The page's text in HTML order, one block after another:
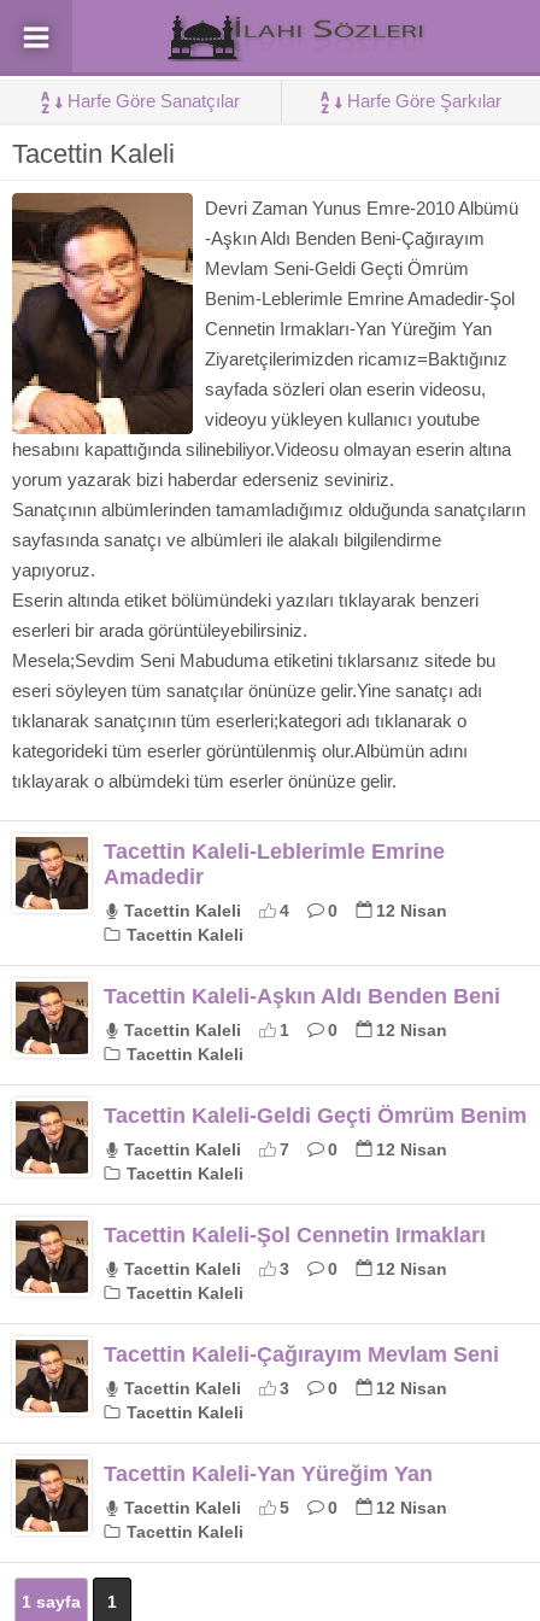
Harfe Göre Sanatçılar Harfe Göre Şarkılar
Tacettin Kaleli
Devri Zaman Yunus Emre-2010 Albümü
-Aşkın Aldı Benden Beni-Çağırayım
Mevlam Seni-Geldi Geçti Ömrüm
Benim-Leblerimle Emrine Amadedir-Şol
Cennetin Irmakları-Yan Yüreğim Yan
Ziyaretçilerimizden ricamız=Baktığınız
sayfada sözleri olan eserin videosu,
videoyu yükleyen kullanıcı youtube
hesabını kapattığında silinebiliyor.Videosu olmayan eserin altına
yorum yazarak bizi haberdar ederseniz seviniriz.
Sanatçının albümlerinden tamamladığımız olduğunda sanatçıların
sayfasında sanatçı ve albümleri ile alakalı bilgilendirme
yapıyoruz.
Eserin altında etiket bölümündeki yazıları tıklayarak benzeri
eserleri bir arada görüntüleyebilirsiniz.
Mesela;Sevdim Seni Mabuduma etiketini tıklarsanız sitede bu
eseri söyleyen tüm sanatçılar önünüze gelir.Yine sanatçı adı
tıklanarak sanatçının tüm eserleri;kategori adı tıklanarak o
kategorideki tüm eserler görüntülenmiş olur.Albümün adını
tıklayarak o albümdeki tüm eserler önünüze gelir.
Tacettin Kaleli-Leblerimle Emrine
Amadedir
Tacettin Kaleli 4 0
12 Nisan
Tacettin Kaleli
Tacettin Kaleli-Aşkın Aldı Benden Beni
Tacettin Kaleli 1 0
12 Nisan
Tacettin Kaleli
Tacettin Kaleli-Geldi Geçti Ömrüm Benim
Tacettin Kaleli 7 0
12 Nisan
Tacettin Kaleli
Tacettin Kaleli-Şol Cennetin Irmakları
Tacettin Kaleli 3 0
12 Nisan
Tacettin Kaleli
Tacettin Kaleli-Çağırayım Mevlam Seni
Tacettin Kaleli 3 0
12 Nisan
Tacettin Kaleli
Tacettin Kaleli-Yan Yüreğim Yan
Tacettin Kaleli 5 0
12 Nisan
Tacettin Kaleli
1 sayfa 1